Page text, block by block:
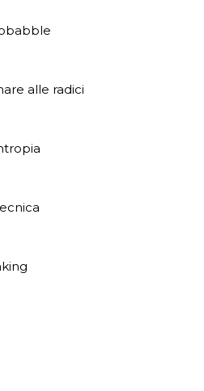
alle radici